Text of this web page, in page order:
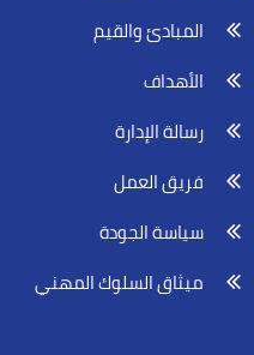
المبادئ والقيم
الأهداف
رسالة الإدارة
فريق العمل
سياسة الجودة
ميثاق السلوك المهني